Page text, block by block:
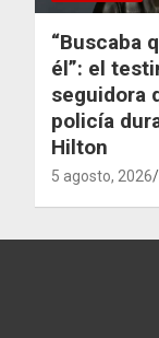
“Buscaba
él”: el
seguidora
policía
Hilton
5 agosto, 2026